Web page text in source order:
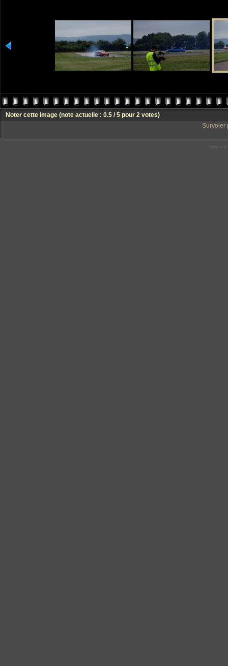
Noter cette image (note actuelle : 0.5 / 5 pour 2 votes)
Survoler